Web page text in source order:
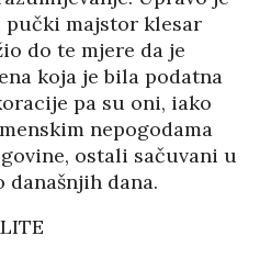
majstor klesar
do te mjere da je
koja je bila podatna
pa su oni, iako
nepogodama
ostali sačuvani u
dana.